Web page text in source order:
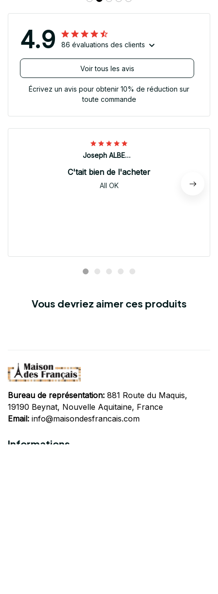
4.9 86 évaluations des clients
Voir tous les avis
Écrivez un avis pour obtenir 10% de réduction sur
toute commande
Joseph ALBERTINI
C'tait bien de l'acheter
All OK
Vous devriez aimer ces produits
Bureau de représentation: 881 Route du Maquis,
19190 Beynat, Nouvelle Aquitaine, France
Email: info@maisondesfrancais.com
Informations